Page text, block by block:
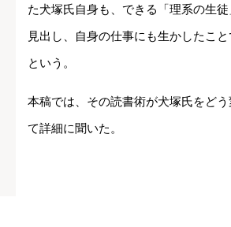
た犬塚氏自身も、できる「理系の生
見出し、自身の仕事にも生かしたこ
という。
本稿では、その読書術が犬塚氏をど
て詳細に聞いた。